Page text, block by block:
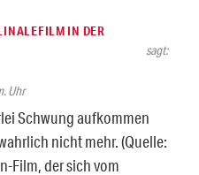
IN DER
sagt:
Uhr
Schwung aufkommen
nicht mehr. (Quelle:
Film, der sich vom